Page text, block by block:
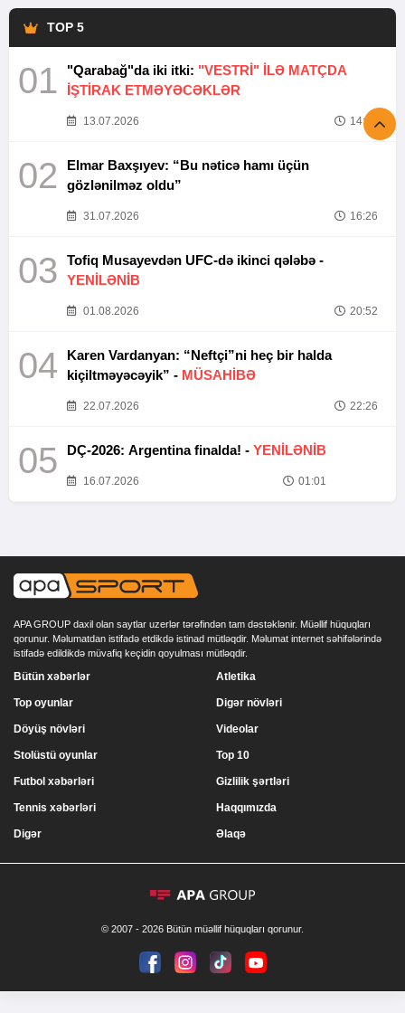
TOP 5
01 "Qarabağ"da iki itki: "VESTRİ" İLƏ MATÇDA
İŞTİRAK ETMƏYƏCƏKLƏR
13.07.2026 14:37
02
Elmar Baxşıyev: “Bu nəticə hamı üçün
gözlənilməz oldu”
31.07.2026 16:26
03
Tofiq Musayevdən UFC-də ikinci qələbə -
YENİLƏNİB
01.08.2026 20:52
04
Karen Vardanyan: “Neftçi”ni heç bir halda
kiçiltməyəcəyik” - MÜSAHİBƏ
22.07.2026 22:26
05 DÇ-2026: Argentina finalda! - YENİLƏNİB
16.07.2026 01:01
APA GROUP daxil olan saytlar uzerlər tərəfindən tam dəstəklənir. Müəllif hüquqları
qorunur. Məlumatdan istifadə etdikdə istinad mütləqdir. Məlumat internet səhifələrində
istifadə edildikdə müvafiq keçidin qoyulması mütləqdir.
Bütün xəbərlər
Top oyunlar
Döyüş növləri
Stolüstü oyunlar
Atletika
Digər növləri
Videolar
Top 10
Futbol xəbərləri
Tennis xəbərləri
Digər
Gizlilik şərtləri
Haqqımızda
Əlaqə
© 2007 - 2026 Bütün müəllif hüquqları qorunur.